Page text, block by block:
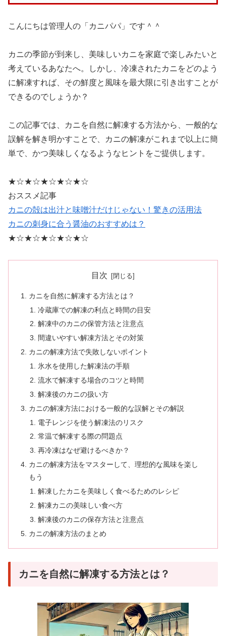
こんにちは管理人の「カニパパ」です＾＾
カニの季節が到来し、美味しいカニを家庭で楽しみたいと
考えているあなたへ。しかし、冷凍されたカニをどのよう
に解凍すれば、その鮮度と風味を最大限に引き出すことが
できるのでしょうか？
この記事では、カニを自然に解凍する方法から、一般的な
誤解を解き明かすことで、カニの解凍がこれまで以上に簡
単で、かつ美味しくなるようなヒントをご提供します。
★☆★☆★☆★☆★☆
おススメ記事
カニの殻は出汁と味噌汁だけじゃない！驚きの活用法
カニの刺身に合う醤油のおすすめは？
★☆★☆★☆★☆★☆
目次
カニを自然に解凍する方法とは？
冷蔵庫での解凍の利点と時間の目安
解凍中のカニの保管方法と注意点
間違いやすい解凍方法とその対策
カニの解凍方法で失敗しないポイント
氷水を使用した解凍法の手順
流水で解凍する場合のコツと時間
解凍後のカニの扱い方
カニの解凍方法における一般的な誤解とその解説
電子レンジを使う解凍法のリスク
常温で解凍する際の問題点
再冷凍はなぜ避けるべきか？
カニの解凍方法をマスターして、理想的な風味を楽し
もう
解凍したカニを美味しく食べるためのレシピ
解凍カニの美味しい食べ方
解凍後のカニの保存方法と注意点
カニの解凍方法のまとめ
カニを自然に解凍する方法とは？